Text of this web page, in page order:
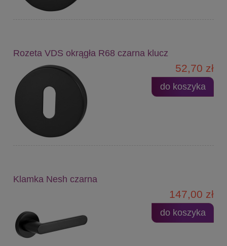
Rozeta VDS okrągła R68 czarna klucz
52,70 zł
do koszyka
Klamka Nesh czarna
147,00 zł
do koszyka